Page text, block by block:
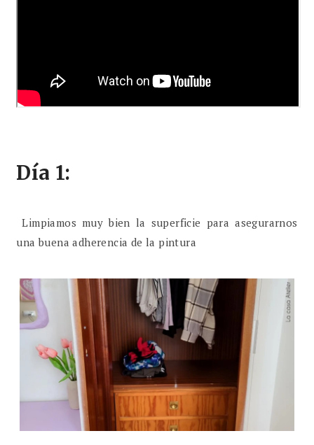
Día 1:
Limpiamos muy bien la superficie para asegurarnos
una buena adherencia de la pintura